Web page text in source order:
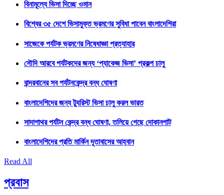
বিনামূল্যে ভিসা দিচ্ছে ওমান
বিশ্বের ৩৫ দেশে ভিসামুক্ত ভ্রমণের সুবিধা পাবেন বাংলাদেশিরা
সাজেকে পর্যটক ভ্রমণের নিষেধাজ্ঞা প্রত্যাহার
সৌদি আরবে পর্যটকদের জন্য ‘প্যাকেজ ভিসা’ প্রকল্প চালু
বান্দরবানের সব পর্যটনকেন্দ্র বন্ধ ঘোষণা
বাংলাদেশিদের জন্য ট্যুরিস্ট ভিসা চালু করল ভারত
সাদাপাথর পর্যটন কেন্দ্র বন্ধ ঘোষণা, তলিয়ে গেছে দোকানপাট
বাংলাদেশিদের প্রতি মার্কিন দূতাবাসের আহ্বান
Read All
প্রবাস